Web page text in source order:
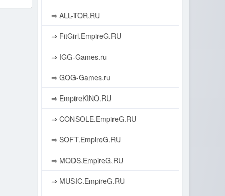
⇒ ALL-TOR.RU
⇒ FitGirl.EmpireG.RU
⇒ IGG-Games.ru
⇒ GOG-Games.ru
⇒ EmpireKINO.RU
⇒ CONSOLE.EmpireG.RU
⇒ SOFT.EmpireG.RU
⇒ MODS.EmpireG.RU
⇒ MUSIC.EmpireG.RU